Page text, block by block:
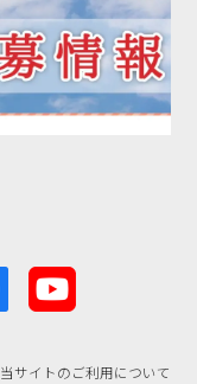
当サイトのご利用について